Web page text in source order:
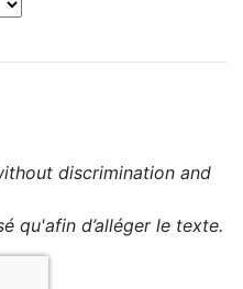
discrimination and
qu'afin d’alléger le texte.